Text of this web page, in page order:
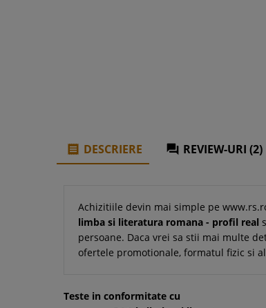
 DESCRIERE  REVIEW-URI (2)
Achizitiile devin mai simple pe
limba si literatura romana - profil real
persoane. Daca vrei sa stii mai multe
ofertele promotionale, formatul fizic si
Teste in conformitate cu